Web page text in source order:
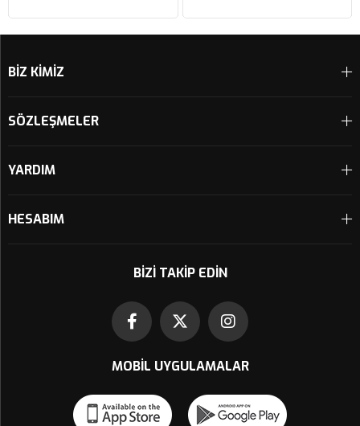
BİZ KİMİZ
SÖZLEŞMELER
YARDIM
HESABIM
BIZI TAKIP EDIN
MOBIL UYGULAMALAR